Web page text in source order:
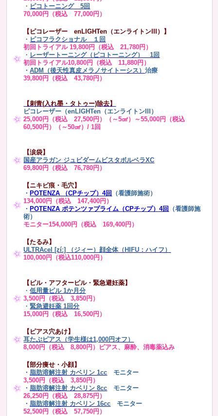
・ ピコトーニング 5回
70,000円（税込 77,000円）
【ピコレーザー enLIGHTen（エンライトンIII）】
・ ピコフラクショナル １回
初回トライアル 19,800円（税込 21,780円）
・ レーザートーニング（ピコトーニング） 1回
初回トライアル10,800円（税込 11,880円）
・ADM（後天性真皮メラノサイトーシス）治療
39,800円（税込 43,780円）
【刺青(入れ墨・タトゥー)除去】
ピコレーザー（enLIGHTen（エンライトンIII）
25,000円（税込 27,500円）（～5㎠）～55,000円（税込
60,500円）（～50㎠）/ 1回
【涙袋】
国産アラガン ジュビダームビスタボルベラXC
69,800円（税込 76,780円）
【ニキビ痕・毛穴】
・ POTENZA （CPチップ）4回
（看護師施術）
134,000円（税込 147,400円）
・ POTENZA ポテンツァプライム（CPチップ）4回
（看護師施
術）
モニター154,000円（税込 169,400円）
【たるみ】
ULTRAcel [zíː] （ジィー）顔全体（HIFU：ハイフ）
100,000円（税込110,000円）
【ピル・アフターピル・緊急避妊薬】
・低用量ピル 1か月分
3,500円（税込 3,850円）
・緊急避妊薬 1回分
15,000円（税込 16,500円）
【ピアス穴あけ】
耳たぶピアス（学生様は1,000円オフ）
8,000円（税込 8,800円）ピアス、麻酔、消毒薬込み
【部分痩せ・小顔】
・ 脂肪溶解注射 カベリン 1cc モニター
3,500円（税込 3,850円）
・ 脂肪溶解注射 カベリン 8cc モニター
26,250円（税込 28,875円）
・ 脂肪溶解注射 カベリン 16cc
モニター
52,500円（税込 57,750円）